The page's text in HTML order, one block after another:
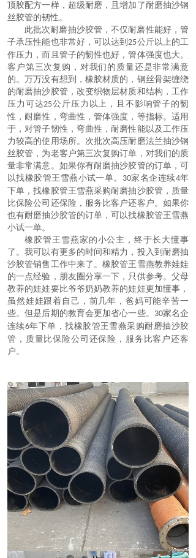
顶胶配方一样，超级耐磨，且增加了耐磨抽沙钢
丝胶管的韧性。
此批次耐磨抽沙胶管 ，不仅耐磨性能好，管
子承压性能也非常好，可以达到25公斤以上的工
作压力，而且管子的韧性也好，管体强度也大。
客户第三次复购，对我们的质量还是非常满意
的。万万没有想到，橡胶材质的，钢丝骨架缠绕
的耐磨抽沙胶管 ，改变织物层材质和结构，工作
压力可达25公斤压力以上，且不影响管子的韧
性，耐磨性，弯曲性，管体强度，等指标。适用
于，对管子韧性，弯曲性，耐磨性能以及工作压
力较高的使用场所。 次批次高压耐磨法兰抽沙钢
丝胶管，为老客户第三次复购订单，对我们的质
量非常满意。如果你有耐磨抽沙胶管的订单，可
以找橡胶管王雪燕小试一单。 30家名企连续4年
下单，找橡胶管王雪燕采购耐磨抽沙胶管 ，质量
比保险公司还保险，服务比客户还客户。如果你
也有耐磨抽沙胶管的订单，可以找橡胶管王雪燕
小试一单。
橡胶管王雪燕家的小公主，终于长大懂事
了。我可以有更多的时间和精力，投入到 耐磨抽
沙胶管销售工作中来了。橡胶管王雪燕教养娃娃
的一点经验，朋友圈分享一下，只供参考。父母
教养的娃娃要比爷爷奶奶教养的娃娃更加懂事，
虽然娃娃跟着自己，前几年，爸妈可能辛苦一
些。但是后期的教育会更加省心一些。 30家名企
连续6年下单，找橡胶管王雪燕采购耐磨抽沙胶
管 ，质量比保险公司还保险，服务比客户还客
户。